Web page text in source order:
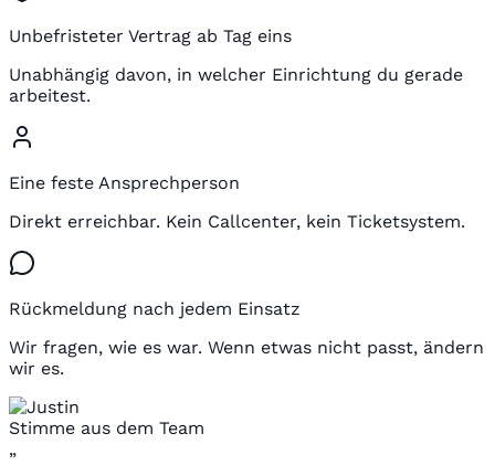
Unbefristeter Vertrag ab Tag eins
Unabhängig davon, in welcher Einrichtung du gerade
arbeitest.
Eine feste Ansprechperson
Direkt erreichbar. Kein Callcenter, kein Ticketsystem.
Rückmeldung nach jedem Einsatz
Wir fragen, wie es war. Wenn etwas nicht passt, ändern
wir es.
Stimme aus dem Team
„